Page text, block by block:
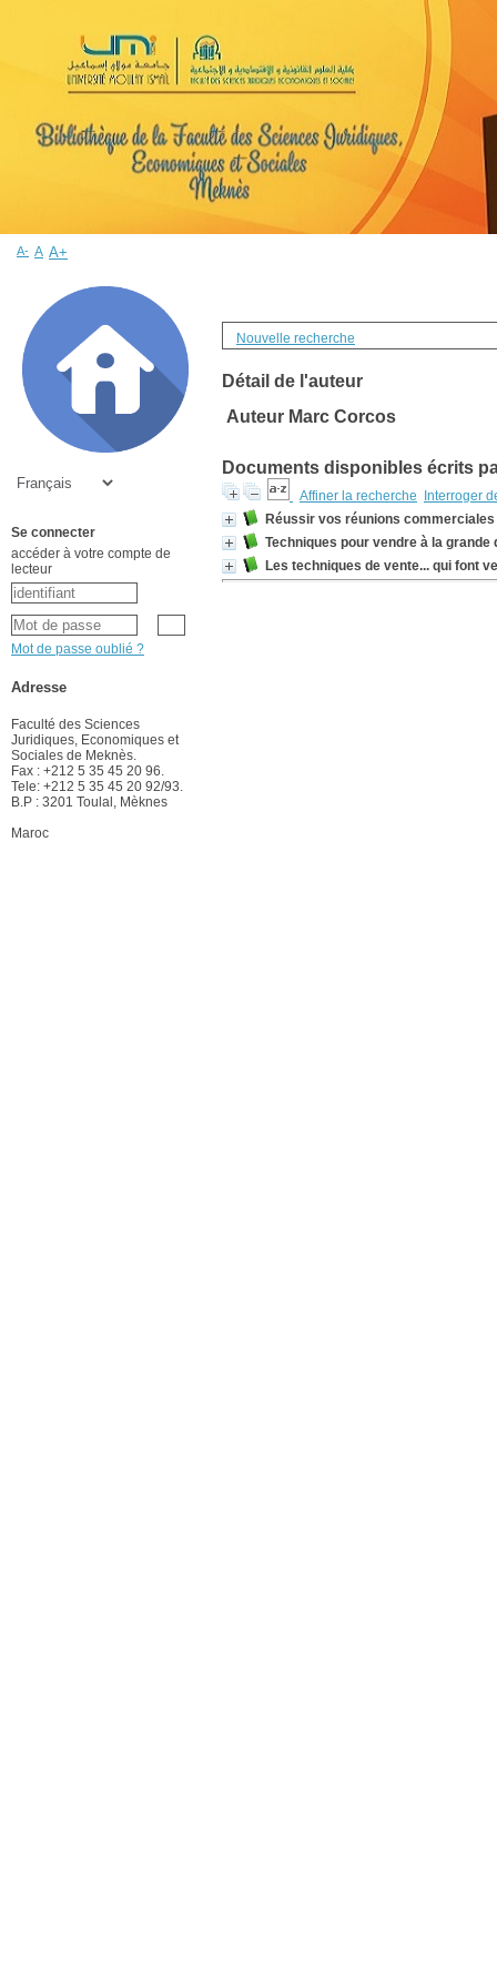
Nouvelle recherche
Détail de l'auteur
Auteur Marc Corcos
Documents disponibles écrits
Affiner la recherche
Interroger
Réussir vos réunions commerciales
Techniques pour vendre à la grande
Les techniques de vente... qui font
A- A A+
Se connecter
accéder à votre compte de
lecteur
Mot de passe oublié ?
Adresse
Faculté des Sciences
Juridiques, Economiques et
Sociales de Meknès.
Fax : +212 5 35 45 20 96.
Tele: +212 5 35 45 20 92/93.
B.P : 3201 Toulal, Mèknes
Maroc